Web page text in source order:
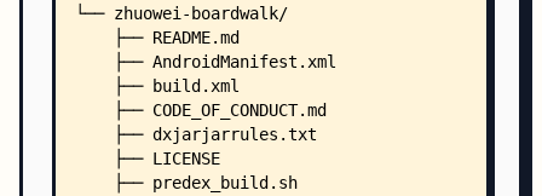
└── zhuowei-boardwalk/
    ├── README.md
    ├── AndroidManifest.xml
    ├── build.xml
    ├── CODE_OF_CONDUCT.md
    ├── dxjarjarrules.txt
    ├── LICENSE
    ├── predex_build.sh